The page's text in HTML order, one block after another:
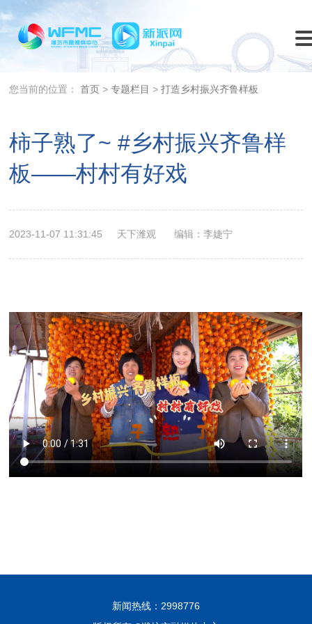
您当前的位置：首页 >专题栏目 >打造乡村振兴齐鲁样板
柿子熟了~ #乡村振兴齐鲁样
板——村村有好戏
2023-11-07 11:31:45 天下潍观 编辑：李婕宁
新闻热线：2998776